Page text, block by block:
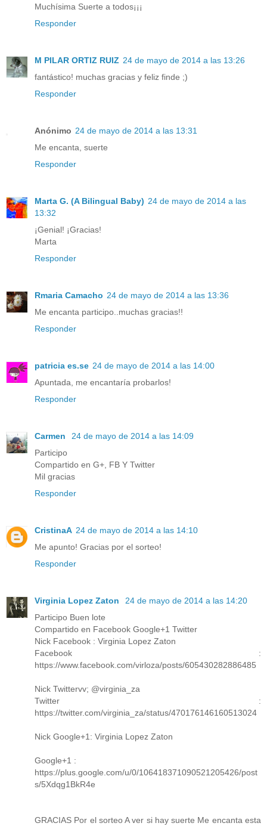
Muchísima Suerte a todos¡¡¡
Responder
M PILAR ORTIZ RUIZ 24 de mayo de 2014 a las 13:26
fantástico! muchas gracias y feliz finde ;)
Responder
Anónimo 24 de mayo de 2014 a las 13:31
Me encanta, suerte
Responder
Marta G. (A Bilingual Baby) 24 de mayo de 2014 a las
13:32
¡Genial! ¡Gracias!
Marta
Responder
Rmaria Camacho 24 de mayo de 2014 a las 13:36
Me encanta participo..muchas gracias!!
Responder
patricia es.se 24 de mayo de 2014 a las 14:00
Apuntada, me encantaría probarlos!
Responder
Carmen
24 de mayo de 2014 a las 14:09
Participo
Compartido en G+, FB Y Twitter
Mil gracias
Responder
CristinaA 24 de mayo de 2014 a las 14:10
Me apunto! Gracias por el sorteo!
Responder
Virginia Lopez Zaton
24 de mayo de 2014 a las 14:20
Participo Buen lote
Compartido en Facebook Google+1 Twitter
Nick Facebook : Virginia Lopez Zaton
Facebook :
https://www.facebook.com/virloza/posts/605430282886485
Nick Twittervv; @virginia_za
Twitter :
https://twitter.com/virginia_za/status/470176146160513024
Nick Google+1: Virginia Lopez Zaton
Google+1 :
https://plus.google.com/u/0/106418371090521205426/post
s/5Xdqg1BkR4e
GRACIAS Por el sorteo A ver si hay suerte Me encanta esta